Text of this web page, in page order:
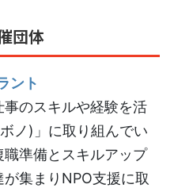
団体
ント
のスキルや経験を活
ノ)」に取り組んでい
準備とスキルアップ
集まりNPO支援に取